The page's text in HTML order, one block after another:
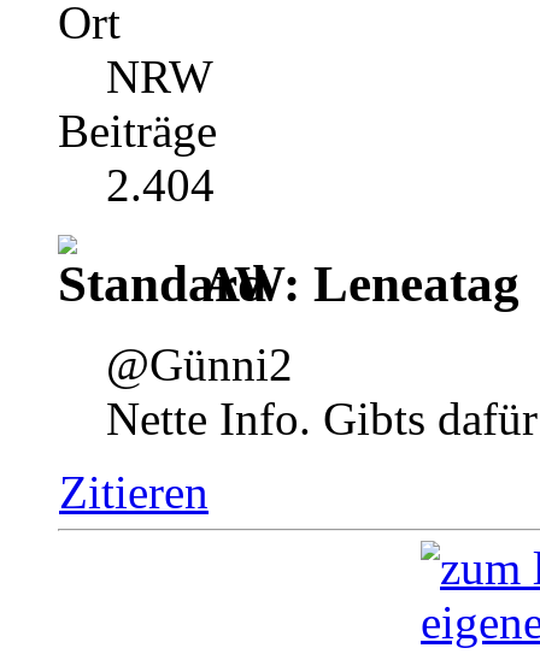
Ort
NRW
Beiträge
2.404
AW: Leneatag
@Günni2
Nette Info. Gibts
Zitieren